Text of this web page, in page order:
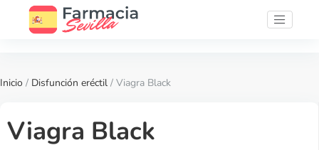
Inicio / Disfunción eréctil / Viagra Black
Viagra Black